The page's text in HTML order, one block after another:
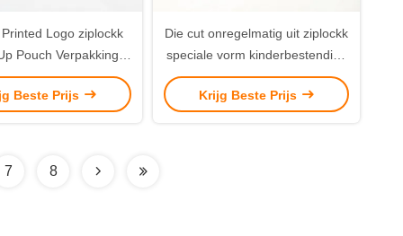
Logo ziplockk
Pouch Verpakking
wietzakken
Beste Prijs
Die cut onregelmatig uit ziplockk
speciale vorm kinderbestendige
Mylar wiet zakken
Krijg Beste Prijs
7 8